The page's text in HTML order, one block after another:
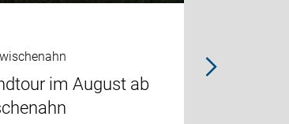
im August ab